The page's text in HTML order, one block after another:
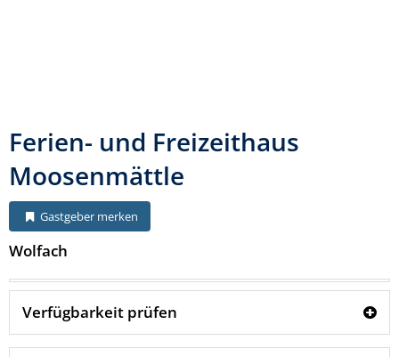
Ferien- und Freizeithaus
Moosenmättle
Gastgeber merken
Wolfach
Verfügbarkeit prüfen